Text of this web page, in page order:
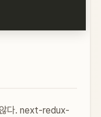
않다. next-redux-